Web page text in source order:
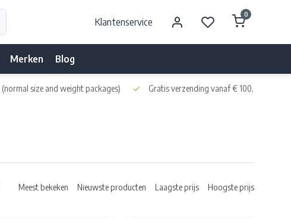
Klantenservice
0
Merken Blog
(normal size and weight packages) Gratis verzending vanaf € 100,- naar NL
Meest bekeken Nieuwste producten Laagste prijs Hoogste prijs